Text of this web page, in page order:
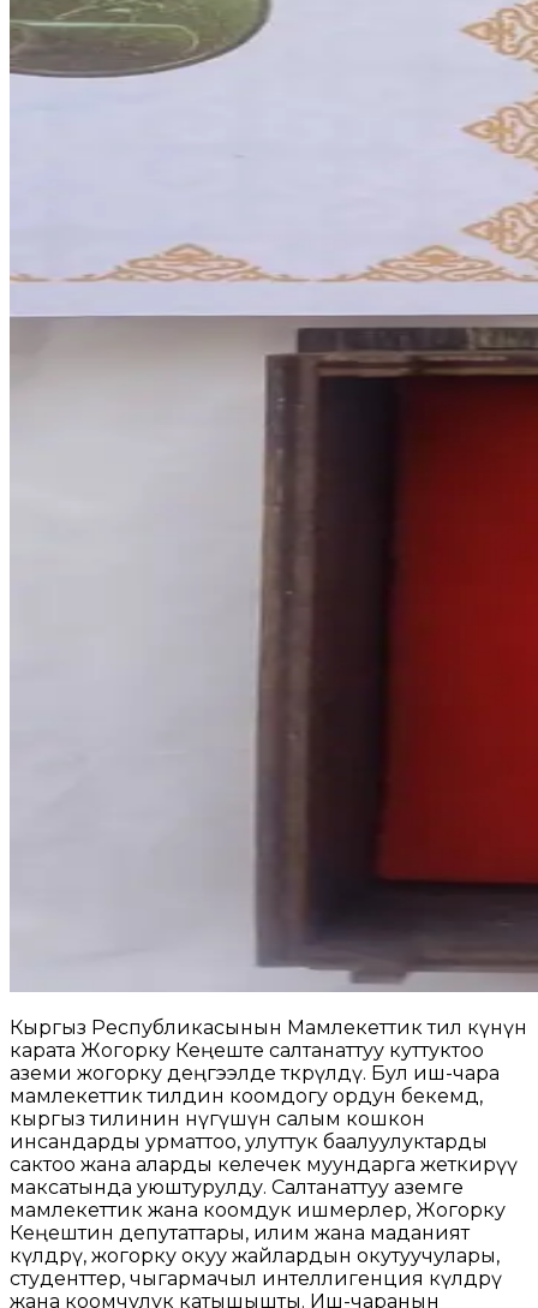
Кыргыз Республикасынын Мамлекеттик тил күнүнө
карата Жогорку Кеңеште салтанаттуу куттуктоо
аземи жогорку деңгээлде өткөрүлдү. Бул иш-чара
мамлекеттик тилдин коомдогу ордун бекемдөө,
кыргыз тилинин өнүгүшүнө салым кошкон
инсандарды урматтоо, улуттук баалуулуктарды
сактоо жана аларды келечек муундарга жеткирүү
максатында уюштурулду. Салтанаттуу аземге
мамлекеттик жана коомдук ишмерлер, Жогорку
Кеңештин депутаттары, илим жана маданият
өкүлдөрү, жогорку окуу жайлардын окутуучулары,
студенттер, чыгармачыл интеллигенция өкүлдөрү
жана коомчулук катышышты. Иш-чаранын